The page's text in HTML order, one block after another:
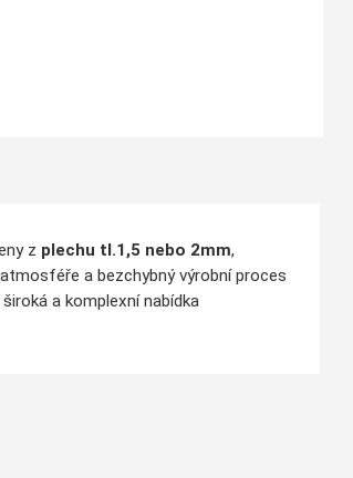
z plechu tl.1,5 nebo 2mm,
a bezchybný výrobní proces
a komplexní nabídka